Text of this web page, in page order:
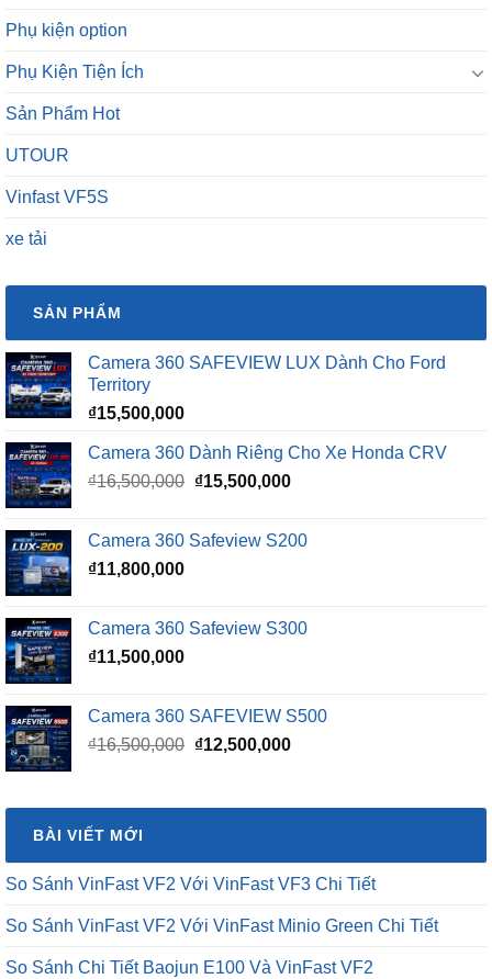
Phụ kiện option
Phụ Kiện Tiện Ích
Sản Phẩm Hot
UTOUR
Vinfast VF5S
xe tải
SẢN PHẨM
Camera 360 SAFEVIEW LUX Dành Cho Ford
Territory
₫15,500,000
Camera 360 Dành Riêng Cho Xe Honda CRV
₫16,500,000 Giá
₫16,500,000.
₫15,500,000Giá
là:
Camera 360 Safeview S200
₫11,800,000
Camera 360 Safeview S300
₫11,500,000
Camera 360 SAFEVIEW S500
₫16,500,000 Giá
₫16,500,000.
₫12,500,000Giá
là:
BÀI VIẾT MỚI
So Sánh VinFast VF2 Với VinFast VF3 Chi Tiết
So Sánh VinFast VF2 Với VinFast Minio Green Chi Tiết
So Sánh Chi Tiết Baojun E100 Và VinFast VF2